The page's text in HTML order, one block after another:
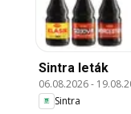
Sintra leták
06.08.2026-
Sintra